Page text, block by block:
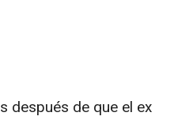
después de que el ex